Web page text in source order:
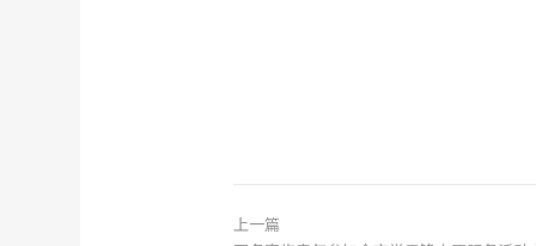
上一篇